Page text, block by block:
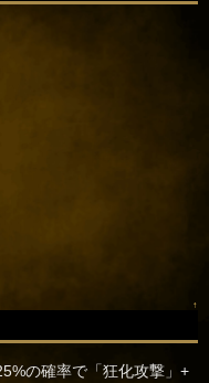
↑
の確率で「狂化攻撃」+